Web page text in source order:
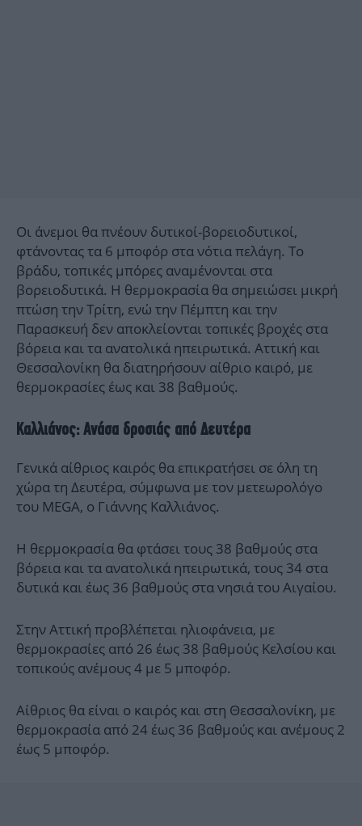
Οι άνεμοι θα πνέουν δυτικοί-βορειοδυτικοί,
φτάνοντας τα 6 μποφόρ στα νότια πελάγη. Το
βράδυ, τοπικές μπόρες αναμένονται στα
βορειοδυτικά. Η θερμοκρασία θα σημειώσει μικρή
πτώση την Τρίτη, ενώ την Πέμπτη και την
Παρασκευή δεν αποκλείονται τοπικές βροχές στα
βόρεια και τα ανατολικά ηπειρωτικά. Αττική και
Θεσσαλονίκη θα διατηρήσουν αίθριο καιρό, με
θερμοκρασίες έως και 38 βαθμούς.
Καλλιάνος: Ανάσα δροσιάς από Δευτέρα
Γενικά αίθριος καιρός θα επικρατήσει σε όλη τη
χώρα τη Δευτέρα, σύμφωνα με τον μετεωρολόγο
του MEGA, ο Γιάννης Καλλιάνος.
Η θερμοκρασία θα φτάσει τους 38 βαθμούς στα
βόρεια και τα ανατολικά ηπειρωτικά, τους 34 στα
δυτικά και έως 36 βαθμούς στα νησιά του Αιγαίου.
Στην Αττική προβλέπεται ηλιοφάνεια, με
θερμοκρασίες από 26 έως 38 βαθμούς Κελσίου και
τοπικούς ανέμους 4 με 5 μποφόρ.
Αίθριος θα είναι ο καιρός και στη Θεσσαλονίκη, με
θερμοκρασία από 24 έως 36 βαθμούς και ανέμους 2
έως 5 μποφόρ.